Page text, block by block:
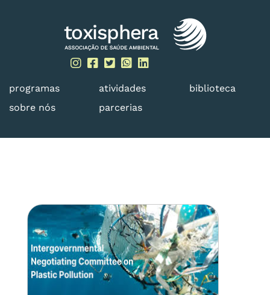
programas atividades
biblioteca
sobre nós
parcerias